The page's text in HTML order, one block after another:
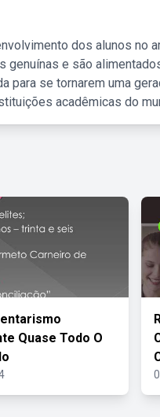
dos alunos no
e são
para se tornarem uma
acadêmicas do
Quase Todo O